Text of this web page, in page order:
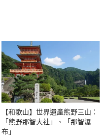
【和歌山】世界遺產熊野三山：
「熊野那智大社」、「那智瀑
布」